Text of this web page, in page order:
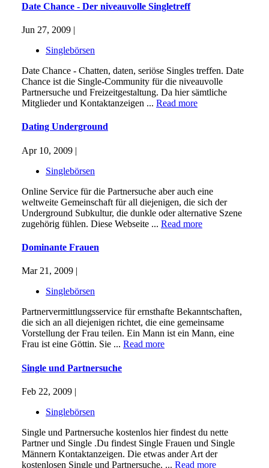
Date Chance - Der niveauvolle Singletreff
Jun 27, 2009 |
Singlebörsen
Date Chance - Chatten, daten, seriöse Singles treffen. Date
Chance ist die Single-Community für die niveauvolle
Partnersuche und Freizeitgestaltung. Da hier sämtliche
Mitglieder und Kontaktanzeigen ... Read more
Dating Underground
Apr 10, 2009 |
Singlebörsen
Online Service für die Partnersuche aber auch eine
weltweite Gemeinschaft für all diejenigen, die sich der
Underground Subkultur, die dunkle oder alternative Szene
zugehörig fühlen. Diese Webseite ... Read more
Dominante Frauen
Mar 21, 2009 |
Singlebörsen
Partnervermittlungsservice für ernsthafte Bekanntschaften,
die sich an all diejenigen richtet, die eine gemeinsame
Vorstellung der Frau teilen. Ein Mann ist ein Mann, eine
Frau ist eine Göttin. Sie ... Read more
Single und Partnersuche
Feb 22, 2009 |
Singlebörsen
Single und Partnersuche kostenlos hier findest du nette
Partner und Single .Du findest Single Frauen und Single
Männern Kontaktanzeigen. Die etwas ander Art der
kostenlosen Single und Partnersuche. ... Read more